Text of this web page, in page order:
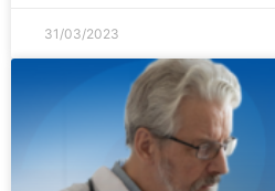
31/03/2023